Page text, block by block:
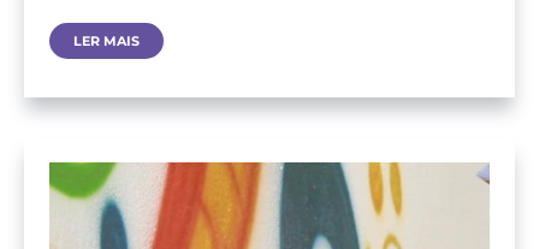
Algarve
A
Diretores
LER MAIS